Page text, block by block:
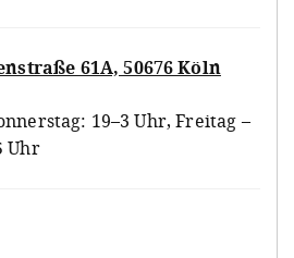
61A, 50676 Köln
19–3 Uhr, Freitag –
Uhr